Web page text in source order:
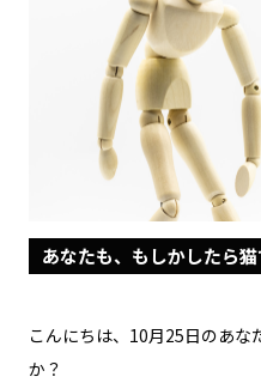
あなたも、もしかしたら猫
こんにちは、10月25日のあな
か？